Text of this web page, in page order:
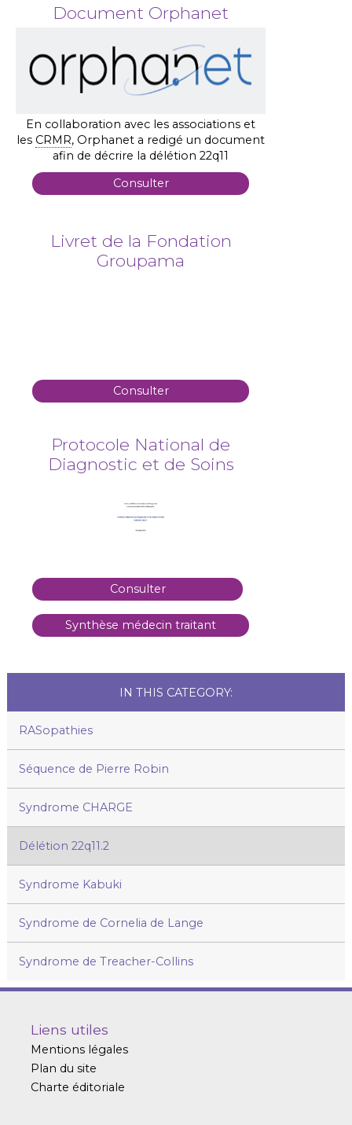
Document Orphanet
En collaboration avec les associations et
les CRMR, Orphanet a redigé un document
afin de décrire la délétion 22q11
Consulter
Livret de la Fondation
Groupama
Consulter
Protocole National de
Diagnostic et de Soins
Consulter
Synthèse médecin traitant
IN THIS CATEGORY:
RASopathies
Séquence de Pierre Robin
Syndrome CHARGE
Délétion 22q11.2
Syndrome Kabuki
Syndrome de Cornelia de Lange
Syndrome de Treacher-Collins
Liens utiles
Mentions légales
Plan du site
Charte éditoriale